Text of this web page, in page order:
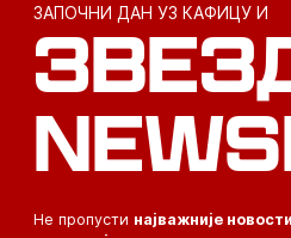
ЗАПОЧНИ ДАН УЗ КАФИЦУ И
Не пропусти најважније